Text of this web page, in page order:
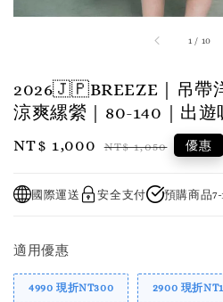
1 / 10
2026🇯🇵BREEZE｜吊帶
涼爽縲縈｜80-140｜出遊
Sale
NT$ 1,000 Regular
NT$ 1,050 優惠
國際運送 安全支付 預購商品
適用優惠
4990 現折NT300 2900 現折